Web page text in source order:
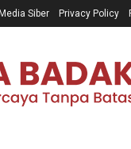
Siber Privacy Policy